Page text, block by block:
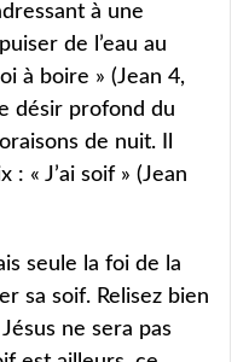
à une
de l’eau au
à boire » (Jean 4,
désir profond du
de nuit. Il
« J’ai soif » (Jean
seule la foi de la
sa soif. Relisez bien
ne sera pas